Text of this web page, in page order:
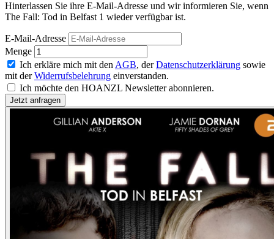
Hinterlassen Sie ihre E-Mail-Adresse und wir informieren Sie, wenn
The Fall: Tod in Belfast 1 wieder verfügbar ist.
E-Mail-Adresse
Menge
Ich erkläre mich mit den AGB, derDatenschutzerklärung sowie
mit derWiderrufsbelehrung einverstanden.
Ich möchte den HOANZL Newsletter abonnieren.